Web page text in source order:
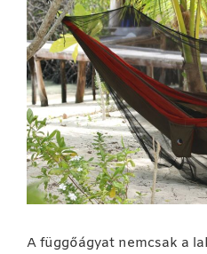
A függőágyat nemcsak a